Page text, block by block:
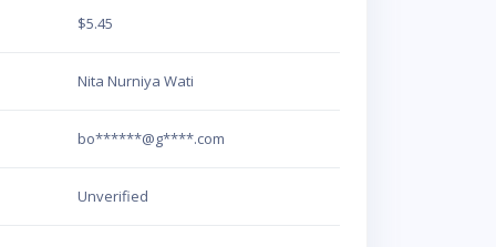
$5.45
Nita Nurniya Wati
bo******@g****.com
Unverified